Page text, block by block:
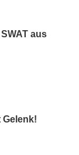
aus
Gelenk!